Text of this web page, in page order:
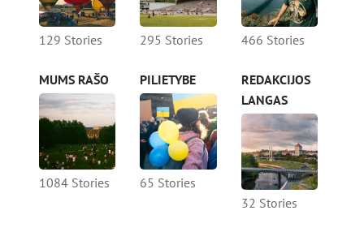
129 Stories 295 Stories 466 Stories
MUMS RAŠO
1084 Stories
PILIETYBE
65 Stories
REDAKCIJOS
LANGAS
32 Stories